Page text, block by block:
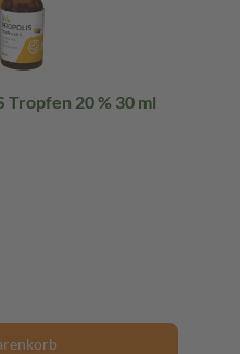
Tropfen 20 % 30 ml